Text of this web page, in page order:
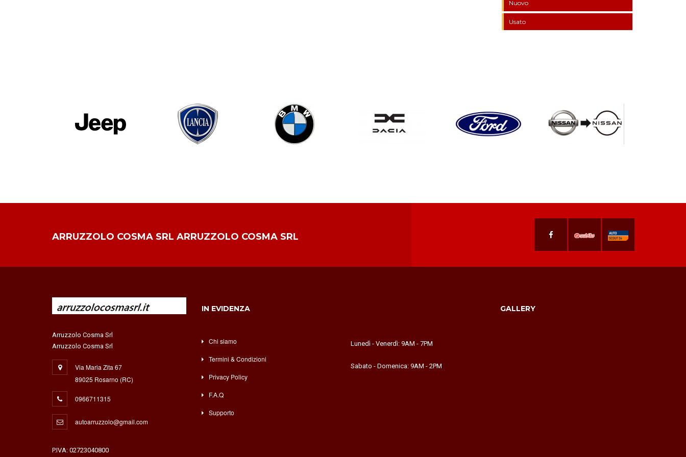
Nuovo
Usato
ARRUZZOLO COSMA SRL ARRUZZOLO COSMA SRL
Arruzzolo Cosma Srl
Arruzzolo Cosma Srl
Via Maria Zita 67
89025 Rosarno (RC)
0966711315
autoarruzzolo@gmail.com
P.IVA: 02723040800
IN EVIDENZA
Chi siamo
Termini & Condizioni
Privacy Policy
F.A.Q
Supporto
Lunedì - Venerdì: 9AM - 7PM
Sabato - Domenica: 9AM - 2PM
GALLERY